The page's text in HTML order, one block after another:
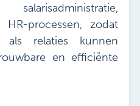
HR-processen, zodat
als relaties kunnen
en efficiënte